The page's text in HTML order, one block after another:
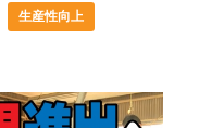
生産性向上